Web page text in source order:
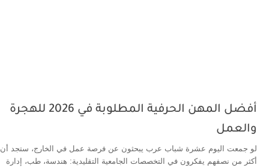
أفضل المهن الحرفية المطلوبة في 2026 للهجرة
والعمل
لو جمعت اليوم عشرة شباب عرب يبحثون عن فرصة عمل في الخارج، ستجد أن
أكثر من نصفهم يفكرون في التخصصات الجامعية التقليدية: هندسة، طب، إدارة